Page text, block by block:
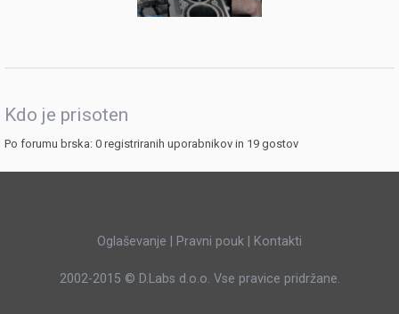
Kdo je prisoten
Po forumu brska: 0 registriranih uporabnikov in 19 gostov
Oglaševanje Pravni pouk Kontakti
2002-2015 © D.Labs d.o.o. Vse pravice pridržane.